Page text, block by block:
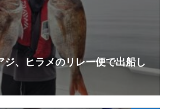
ジ、ヒラメのリレー便で出船し